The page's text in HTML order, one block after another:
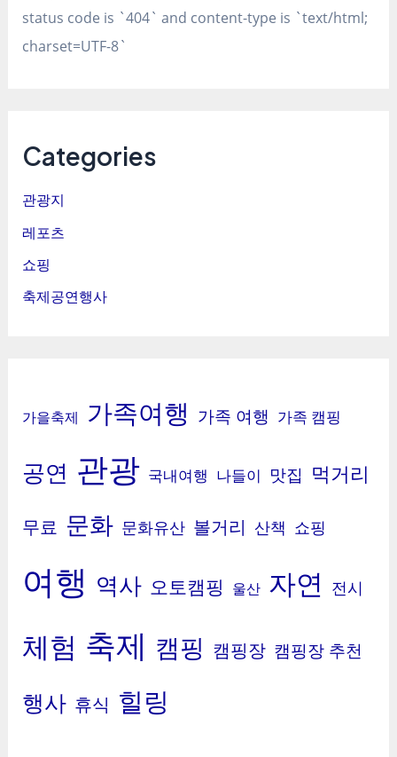
status code is `404` and content-type is `text/html;
charset=UTF-8`
Categories
관광지
레포츠
쇼핑
축제공연행사
가을축제 가족여행 가족 여행 가족 캠핑
공연 관광 국내여행 나들이 맛집 먹거리
무료 문화 문화유산 볼거리 산책 쇼핑
여행 역사 오토캠핑 울산 자연 전시
체험 축제 캠핑 캠핑장 캠핑장 추천
행사 휴식 힐링